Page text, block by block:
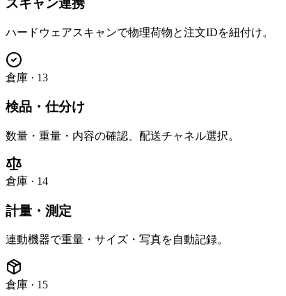
スキャン連携
ハードウェアスキャンで物理荷物と注文IDを紐付け。
倉庫 · 13
検品・仕分け
数量・重量・内容の確認、配送チャネル選択。
倉庫 · 14
計量・測定
連動機器で重量・サイズ・写真を自動記録。
倉庫 · 15